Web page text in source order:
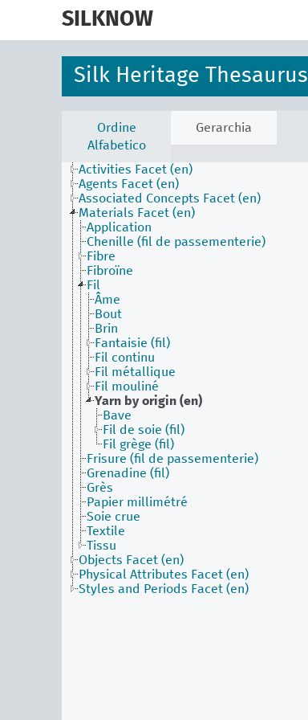
SILKNOW
Silk Heritage Thesaurus
Ordine
Alfabetico
Gerarchia
Activities Facet (en)
Agents Facet (en)
Associated Concepts Facet (en)
Materials Facet (en)
Application
Chenille (fil de passementerie)
Fibre
Fibroïne
Fil
Âme
Bout
Brin
Fantaisie (fil)
Fil continu
Fil métallique
Fil mouliné
Yarn by origin (en)
Bave
Fil de soie (fil)
Fil grège (fil)
Frisure (fil de passementerie)
Grenadine (fil)
Grès
Papier millimétré
Soie crue
Textile
Tissu
Objects Facet (en)
Physical Attributes Facet (en)
Styles and Periods Facet (en)